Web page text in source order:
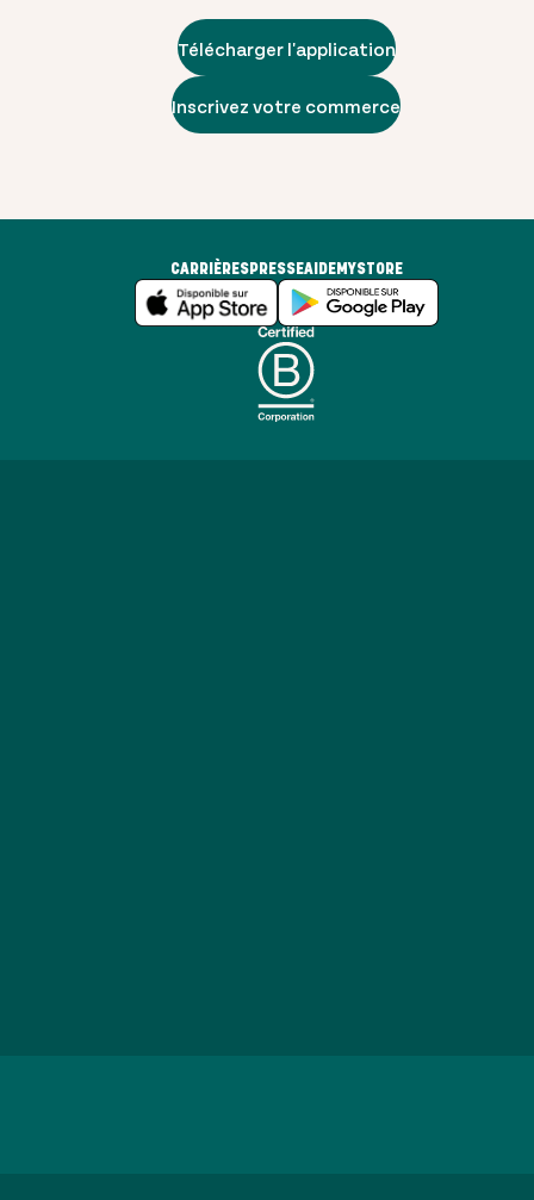
Télécharger l'application
Inscrivez votre commerce
CARRIÈRESPRESSEAIDEMYSTORE